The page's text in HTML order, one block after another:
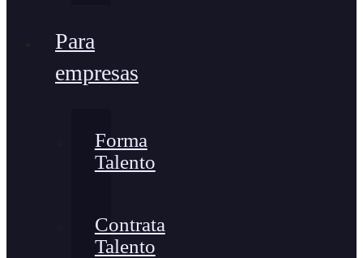
Para
empresas
Forma
Talento
Contrata
Talento